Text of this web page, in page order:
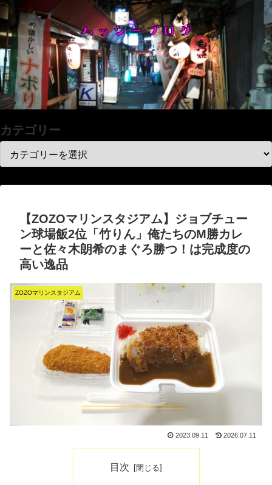
カテゴリー
【ZOZOマリンスタジアム】ジョブチュー
ン球場飯2位「竹りん」俺たちのM勝カレ
ーと佐々木朗希のまぐろ勝つ！は完成度の
高い逸品
ZOZOマリンスタジアム
2023.09.11 2026.07.11
目次